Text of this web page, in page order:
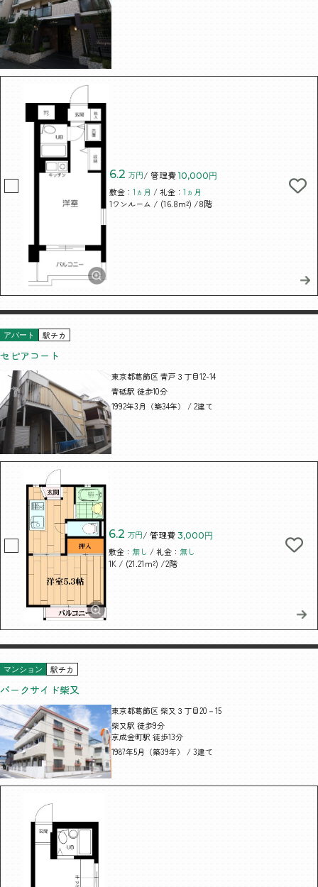
6.2 万円/ 管理費 10,000円
敷金：1ヵ月 / 礼金：1ヵ月
1ワンルーム / (16.8m²) /8階
アパート 駅チカ
セピアコート
東京都葛飾区 青戸３丁目12-14
青砥駅 徒歩10分
1992年3月（築34年） / 2建て
6.2 万円/ 管理費 3,000円
敷金： 無し / 礼金： 無し
1K / (21.21m²) /2階
マンション 駅チカ
パークサイド柴又
東京都葛飾区 柴又３丁目20－15
柴又駅 徒歩9分
京成金町駅 徒歩13分
1987年5月（築39年） / 3建て